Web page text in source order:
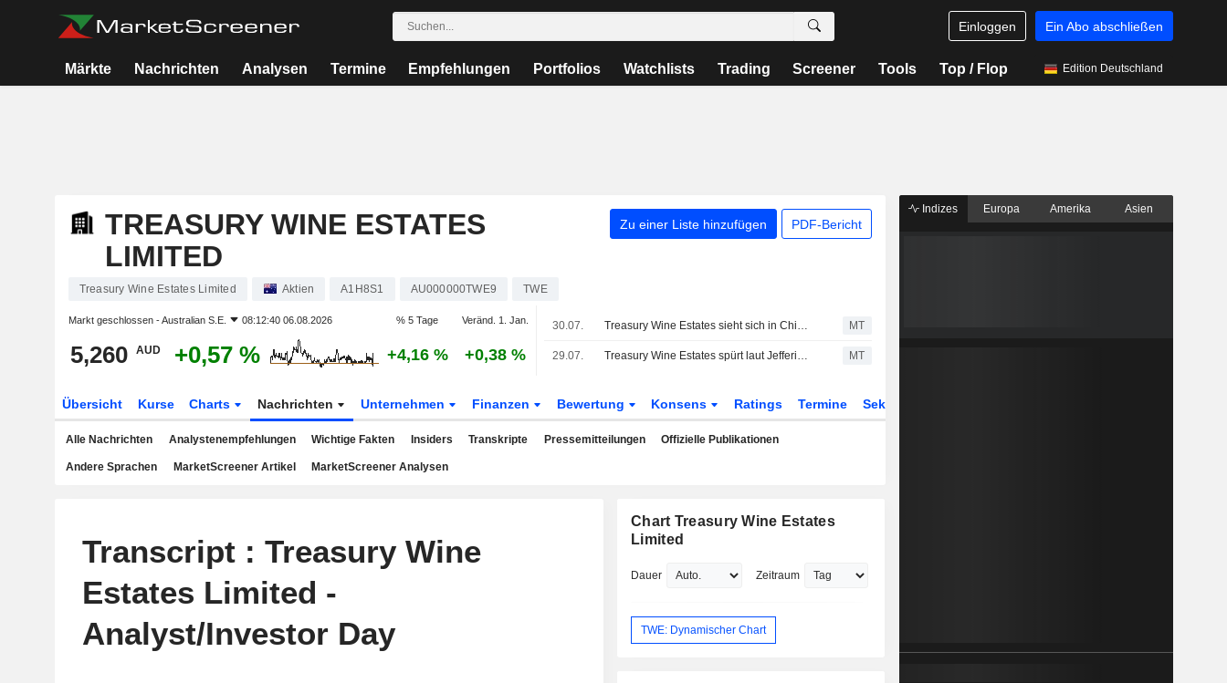
Einloggen Ein Abo abschließen
Märkte Nachrichten Analysen Termine Empfehlungen Portfolios Watchlists Trading Screener Tools Top / Flop Edition Deutschland
TREASURY WINE ESTATES
LIMITED
Zu einer Liste hinzufügen PDF-Bericht
Treasury Wine Estates Limited Aktien A1H8S1 AU000000TWE9 TWE
Markt geschlossen -Australian S.E. 08:12:40 06.08.2026 % 5 Tage Veränd. 1. Jan.
5,260 AUD +0,57 % +4,16 % +0,38 %
30.07. Treasury Wine Estates sieht sich in China mit gemischten Marktbedingungen konfrontiert, sagt Jefferies MT
29.07. Treasury Wine Estates spürt laut Jefferies nur begrenzte Auswirkungen durch RNDC-Abwicklung MT
Übersicht Kurse Charts Nachrichten Unternehmen Finanzen Bewertung Konsens Ratings Termine Sektor
Alle Nachrichten Analystenempfehlungen Wichtige Fakten Insiders Transkripte Pressemitteilungen Offizielle Publikationen
Andere Sprachen MarketScreener Artikel MarketScreener Analysen
Transcript : Treasury Wine
Estates Limited -
Analyst/Investor Day
Chart Treasury Wine Estates
Limited
Dauer Zeitraum
TWE: Dynamischer Chart
Indizes Europa Amerika Asien